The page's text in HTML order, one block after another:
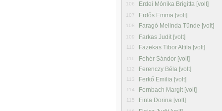
106 Erdei Mónika Brigitta [volt]
107 Erdős Emma [volt]
108 Faragó Melinda Tünde [volt]
109 Farkas Judit [volt]
110 Fazekas Tibor Attila [volt]
111 Fehér Sándor [volt]
112 Ferenczy Béla [volt]
113 Ferkő Emilia [volt]
114 Fernbach Margit [volt]
115 Finta Dorina [volt]